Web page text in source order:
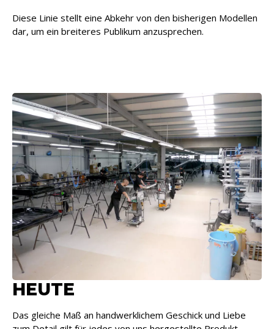
Diese Linie stellt eine Abkehr von den bisherigen Modellen
dar, um ein breiteres Publikum anzusprechen.
HEUTE
Das gleiche Maß an handwerklichem Geschick und Liebe